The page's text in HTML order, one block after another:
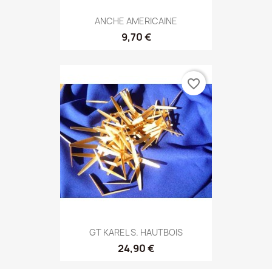
ANCHE AMERICAINE
9,70 €
GT KAREL S. HAUTBOIS
24,90 €
favorite_border